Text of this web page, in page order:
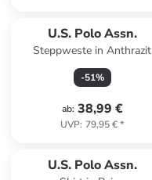
U.S. Polo Assn.
Steppweste in Anthrazit
-51%
ab: 38,99 €
UVP: 79,95 €*
U.S. Polo Assn.